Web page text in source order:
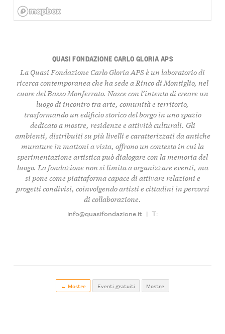
QUASI FONDAZIONE CARLO GLORIA APS
La Quasi Fondazione Carlo Gloria APS è un laboratorio di
ricerca contemporaneache ha sede a Rinco di Montiglio, nel
cuore delBasso Monferrato. Nasce con l’intento di creare un
luogo di incontro traarte, comunitàeterritorio,
trasformando un edificio storico del borgo in uno spazio
dedicato a mostre, residenze e attività culturali. Gli
ambienti, distribuiti su più livelli e caratterizzati da antiche
murature in mattoni a vista, offrono un contesto in cui la
sperimentazione artisticapuò dialogare con la memoria del
luogo. La fondazione non si limita a organizzare eventi, ma
si pone come piattaforma capace di attivarerelazionie
progetti condivisi, coinvolgendo artisti e cittadini in percorsi
di collaborazione.
info@quasifondazione.it | T:
← Mostre Eventi gratuiti Mostre